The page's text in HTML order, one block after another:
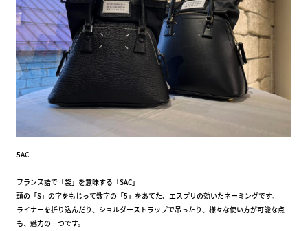
5AC
フランス語で「袋」を意味する「SAC」
頭の「S」の字をもじって数字の「5」をあてた、エスプリの効いたネーミングです。
ライナーを折り込んだり、ショルダーストラップで吊ったり、様々な使い方が可能な点
も、魅力の一つです。